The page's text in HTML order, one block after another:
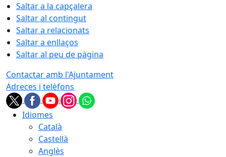
Saltar a la capçalera
Saltar al contingut
Saltar a relacionats
Saltar a enllaços
Saltar al peu de pàgina
Contactar amb l'Ajuntament
Adreces i telèfons
Idiomes
Català
Castellà
Anglès